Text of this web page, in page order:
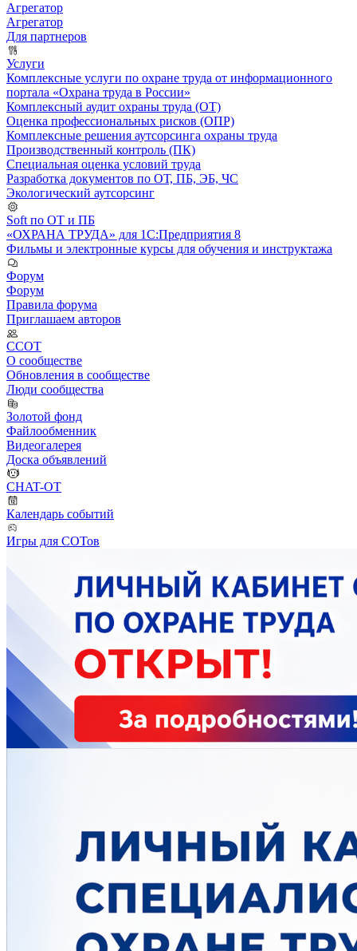
Агрегатор
Агрегатор
Для партнеров
Услуги
Комплексные услуги по охране труда от информационного
портала «Охрана труда в России»
Комплексный аудит охраны труда (ОТ)
Оценка профессиональных рисков (ОПР)
Комплексные решения аутсорсинга охраны труда
Производственный контроль (ПК)
Специальная оценка условий труда
Разработка документов по ОТ, ПБ, ЭБ, ЧС
Экологический аутсорсинг
Soft по ОТ и ПБ
«ОХРАНА ТРУДА» для 1С:Предприятия 8
Фильмы и электронные курсы для обучения и инструктажа
Форум
Форум
Правила форума
Приглашаем авторов
ССОТ
О сообществе
Обновления в сообществе
Люди сообщества
Золотой фонд
Файлообменник
Видеогалерея
Доска объявлений
CHAT-OT
Календарь событий
Игры для СОТов